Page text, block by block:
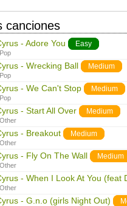
canciones
- Adore You Easy
Pop
- Wrecking Ball Medium
Pop
- We Can't Stop Medium
Pop
- Start All Over Medium
Other
- Breakout Medium
Other
- Fly On The Wall Medium
Other
- When I Look At You (feat
Other
- G.n.o (girls Night Out)